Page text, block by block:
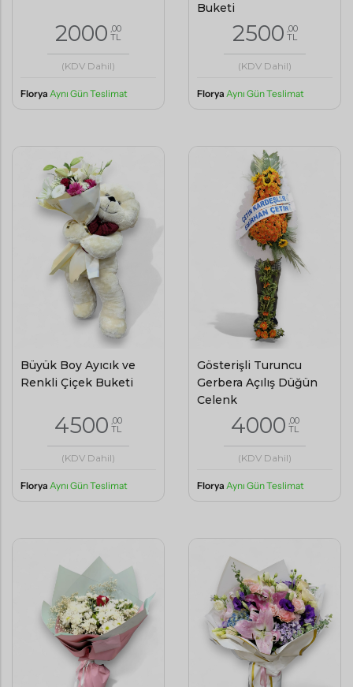
2000 ,00
TL
(KDV Dahil)
Florya Aynı Gün Teslimat
Buketi
2500 ,00
TL
(KDV Dahil)
Florya Aynı Gün Teslimat
Büyük Boy Ayıcık ve
Renkli Çiçek Buketi
4500 ,00
TL
(KDV Dahil)
Florya Aynı Gün Teslimat
Gösterişli Turuncu
Gerbera Açılış Düğün
Çelenk
4000 ,00
TL
(KDV Dahil)
Florya Aynı Gün Teslimat